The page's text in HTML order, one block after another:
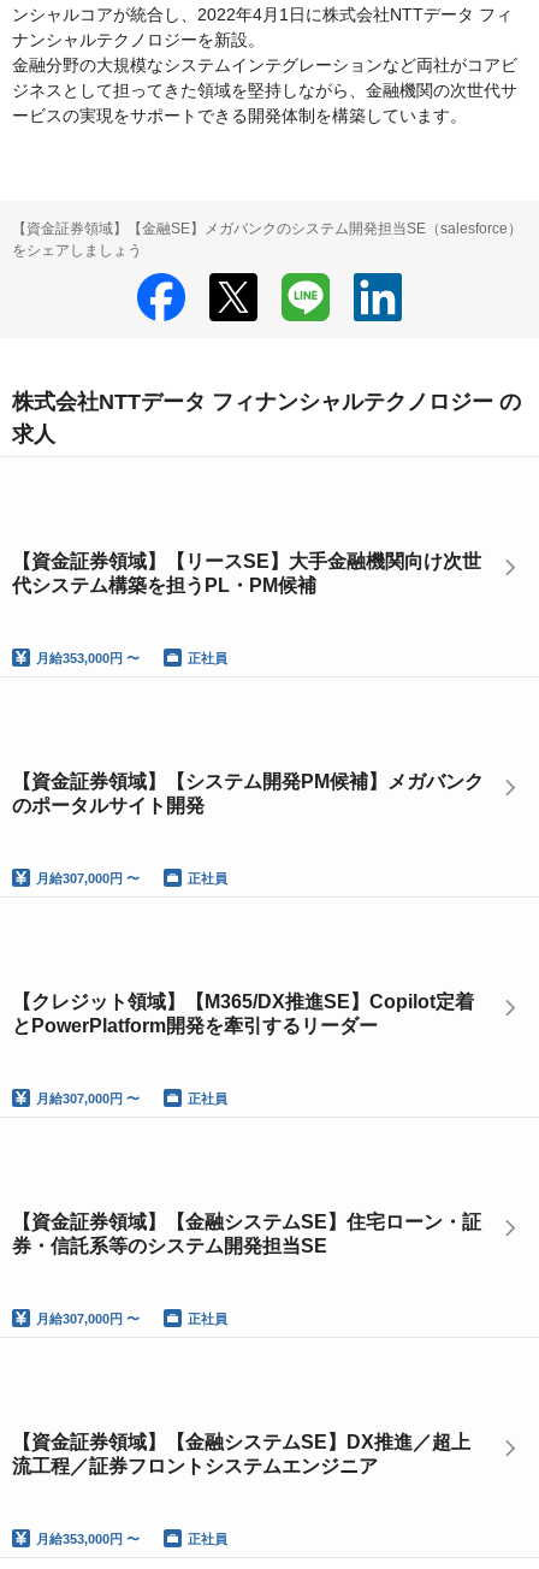
ンシャルコアが統合し、2022年4月1日に株式会社NTTデータ フィ
ナンシャルテクノロジーを新設。
金融分野の大規模なシステムインテグレーションなど両社がコアビ
ジネスとして担ってきた領域を堅持しながら、金融機関の次世代サ
ービスの実現をサポートできる開発体制を構築しています。
【資金証券領域】【金融SE】メガバンクのシステム開発担当SE（salesforce）
をシェアしましょう
株式会社NTTデータ フィナンシャルテクノロジー の
求人
【資金証券領域】【リースSE】大手金融機関向け次世
代システム構築を担うPL・PM候補
月給353,000円 〜 正社員
【資金証券領域】【システム開発PM候補】メガバンク
のポータルサイト開発
月給307,000円 〜 正社員
【クレジット領域】【M365/DX推進SE】Copilot定着
とPowerPlatform開発を牽引するリーダー
月給307,000円 〜 正社員
【資金証券領域】【金融システムSE】住宅ローン・証
券・信託系等のシステム開発担当SE
月給307,000円 〜 正社員
【資金証券領域】【金融システムSE】DX推進／超上
流工程／証券フロントシステムエンジニア
月給353,000円 〜 正社員